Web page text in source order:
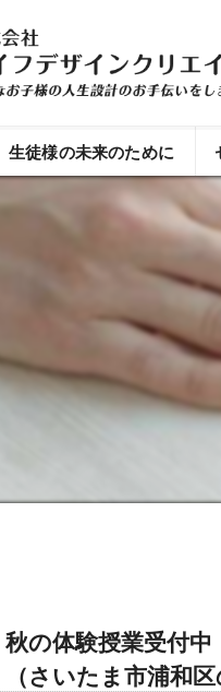
生徒様の未来のために
秋の体験授業受付中
（さいたま市浦和